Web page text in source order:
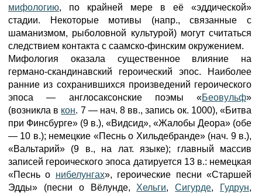
мифологию, по крайней мере в её «эддической»
стадии. Некоторые мотивы (напр., связанные с
шаманизмом, рыболовной культурой) могут считаться
следствием контакта с саамско-финским окружением.
Мифология оказала существенное влияние на
германо-скандинавский героический эпос. Наиболее
ранние из сохранившихся произведений героического
эпоса — англосаксонские поэмы «Беовульф»
(возникла в кон. 7 — нач. 8 вв., запись ок. 1000), «Битва
при Финсбурге» (9 в.), «Видсид», «Жалобы Деора» (обе
— 10 в.); немецкие «Песнь о Хильдебранде» (нач. 9 в.),
«Вальтарий» (9 в., на лат. языке); главный массив
записей героического эпоса датируется 13 в.: немецкая
«Песнь о нибелунгах», героические песни «Старшей
Эдды» (песни о Вёлунде, Хельги,Сигурде, Гудрун,